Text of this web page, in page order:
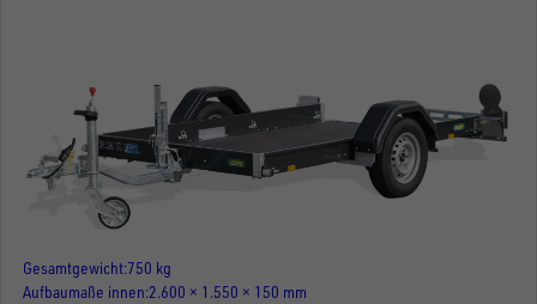
Gesamtgewicht 750 kg
Aufbaumaße innen 2.600 × 1.550 × 150 mm